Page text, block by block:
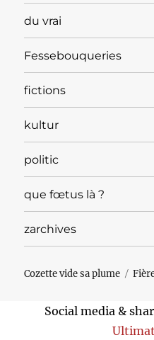
du vrai
Fessebouqueries
fictions
kultur
politic
que fœtus là ?
zarchives
Cozette vide sa plume
Social media &